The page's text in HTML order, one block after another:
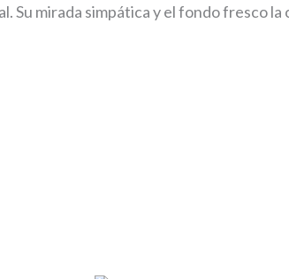
Su mirada simpática y el fondo fresco